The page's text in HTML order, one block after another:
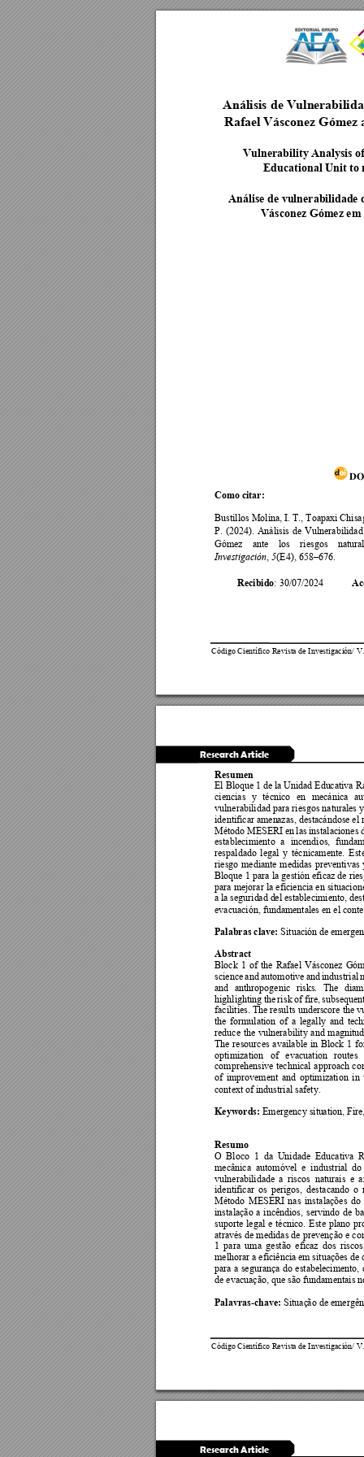
Código Científico Revista de Investigación/ V.
Análisis de Vuln
Rafael Vásconez
Vulnerability Analysis
Educational Unit to
Análise de vulnerabilidade
Vásconez Gómez
Como citar:
Bustillos Molina, I. T., Toapaxi
P. (2024). Análisis de Vulnerabilidad
Gómez
ante los riesgos
Investigación 5(E4), 658–676.
Recibido: 30/07/2024
Código Científico Revista de Investigación/ V.
Research Article
Resumen
El Bloque 1 de la Unidad Educativa
ciencias y técnico en mecánica
vulnerabilidad para riesgos naturales
identificar amenazas, destacándose el
Método MESERI en las instalaciones
establecimiento a incendios, fund
respaldado legal y técnicamente. E
riesgo mediante medidas preventivas
Bloque 1 para la gestión eficaz de
para mejorar la eficiencia en
a la seguridad del establecimiento,
evacuación, fundamentales en el
Palabras clave: Situación de
Abstract
Block 1 of the Rafael Vásconez
science and automotive and industrial
and
anthropogenic risks. The
highlighting the risk of fire,
facilities. The results underscore the
the formulation of a legally and
reduce the vulnerability and
The resources available in Block 1
optimization
of evacuation routes
comprehensive technical approach c
of improvement and optimization in
context of industrial safety.
Keywords: Emergency situation,
Resumo
O Bloco 1 da Unidade Educativa
mecânica automóvel e industrial do
vulnerabilidade a riscos naturais e
identificar os perigos, destacando o
Método MESERI nas instalações do
instalação a incêndios, servindo de
suporte legal e técnico. Este plano
através de medidas de prevenção e c
1 para uma gestão eficaz dos
melhorar a eficiência em situações de
para a segurança do estabelecimento,
de evacuação, que são fundamentais
Palavras-chave: Situação de
Research Article